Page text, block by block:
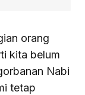
orang
kita belum
Nabi
tetap